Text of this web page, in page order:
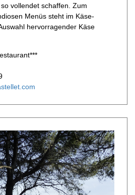
vollendet schaffen. Zum
Menüs steht im Käse-
hervorragender Käse